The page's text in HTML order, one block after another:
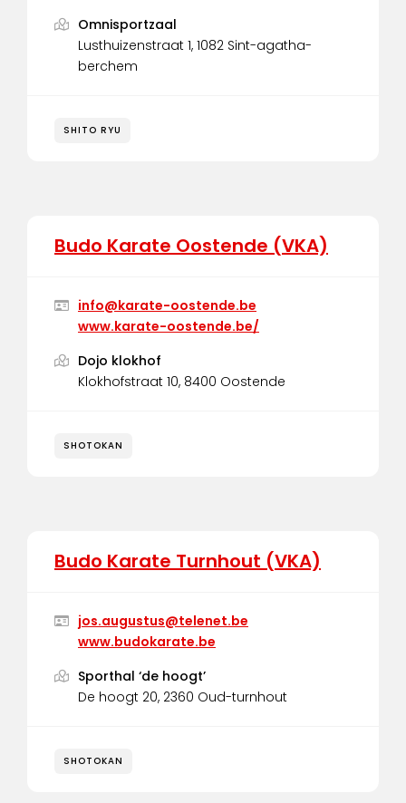
Omnisportzaal
Lusthuizenstraat 1, 1082 Sint-agatha-
berchem
SHITO RYU
Budo Karate Oostende (VKA)
info@karate-oostende.be
www.karate-oostende.be/
Dojo klokhof
Klokhofstraat 10, 8400 Oostende
SHOTOKAN
Budo Karate Turnhout (VKA)
jos.augustus@telenet.be
www.budokarate.be
Sporthal ‘de hoogt’
De hoogt 20, 2360 Oud-turnhout
SHOTOKAN